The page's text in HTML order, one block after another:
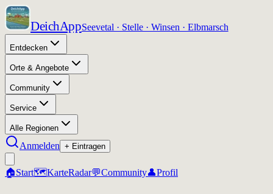
DeichAppSeevetal · Stelle · Winsen · Elbmarsch
Entdecken
Orte & Angebote
Community
Service
Alle Regionen
Anmelden + Eintragen
🏠Start🗺️KarteRadar💬Community👤Profil